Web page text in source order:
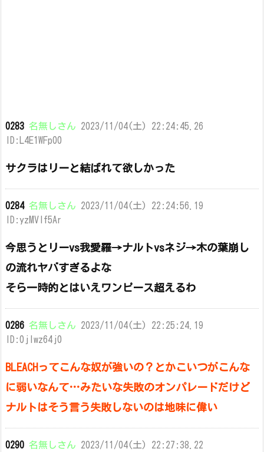
0283 名無しさん 2023/11/04(土) 22:24:45.26
ID:L4E1WFp00
サクラはリーと結ばれて欲しかった
0284 名無しさん 2023/11/04(土) 22:24:56.19
ID:yzMVlf5Ar
今思うとリーvs我愛羅→ナルトvsネジ→木の葉崩し
の流れヤバすぎるよな
そら一時的とはいえワンピース超えるわ
0286 名無しさん 2023/11/04(土) 22:25:24.19
ID:0jIwz64j0
BLEACHってこんな奴が強いの？とかこいつがこんな
に弱いなんて…みたいな失敗のオンパレードだけど
ナルトはそう言う失敗しないのは地味に偉い
0290 名無しさん 2023/11/04(土) 22:27:38.22